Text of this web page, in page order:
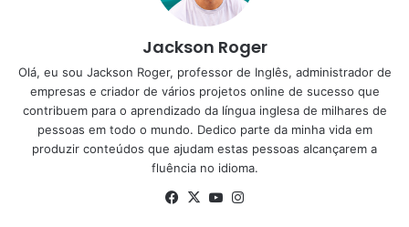
Jackson Roger
Olá, eu sou Jackson Roger, professor de Inglês, administrador de
empresas e criador de vários projetos online de sucesso que
contribuem para o aprendizado da língua inglesa de milhares de
pessoas em todo o mundo. Dedico parte da minha vida em
produzir conteúdos que ajudam estas pessoas alcançarem a
fluência no idioma.
Facebook
X YouTube